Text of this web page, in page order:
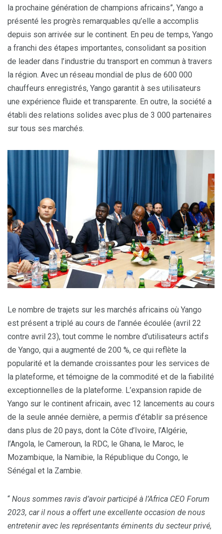
la prochaine génération de champions africains”, Yango a
présenté les progrès remarquables qu’elle a accomplis
depuis son arrivée sur le continent. En peu de temps, Yango
a franchi des étapes importantes, consolidant sa position
de leader dans l’industrie du transport en commun à travers
la région. Avec un réseau mondial de plus de 600 000
chauffeurs enregistrés, Yango garantit à ses utilisateurs
une expérience fluide et transparente. En outre, la société a
établi des relations solides avec plus de 3 000 partenaires
sur tous ses marchés.
Le nombre de trajets sur les marchés africains où Yango
est présent a triplé au cours de l’année écoulée (avril 22
contre avril 23), tout comme le nombre d’utilisateurs actifs
de Yango, qui a augmenté de 200 %, ce qui reflète la
popularité et la demande croissantes pour les services de
la plateforme, et témoigne de la commodité et de la fiabilité
exceptionnelles de la plateforme. L’expansion rapide de
Yango sur le continent africain, avec 12 lancements au cours
de la seule année dernière, a permis d’établir sa présence
dans plus de 20 pays, dont la Côte d’Ivoire, l’Algérie,
l’Angola, le Cameroun, la RDC, le Ghana, le Maroc, le
Mozambique, la Namibie, la République du Congo, le
Sénégal et la Zambie.
“ Nous sommes ravis d’avoir participé à l’Africa CEO Forum
2023, car il nous a offert une excellente occasion de nous
entretenir avec les représentants éminents du secteur privé,